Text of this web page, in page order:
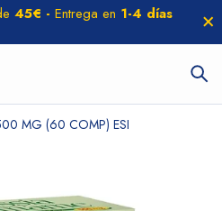
45€ - Entrega en 1-4 días
MG (60 COMP) ESI